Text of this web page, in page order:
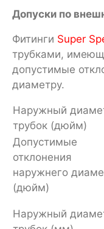
Допуски по
Фитинги Super
трубками,
допустимые
диаметру.
Наружный
трубок (дюйм)
Допустимые
отклонения
наружнего
(дюйм)
Наружный